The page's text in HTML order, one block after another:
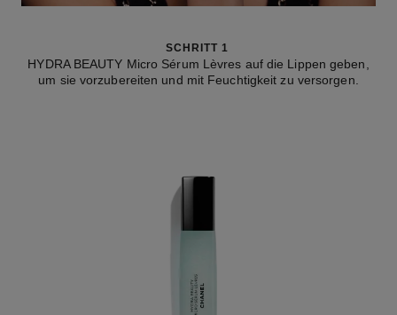
SCHRITT 1
HYDRA BEAUTY Micro Sérum Lèvres auf die Lippen geben,
um sie vorzubereiten und mit Feuchtigkeit zu versorgen.